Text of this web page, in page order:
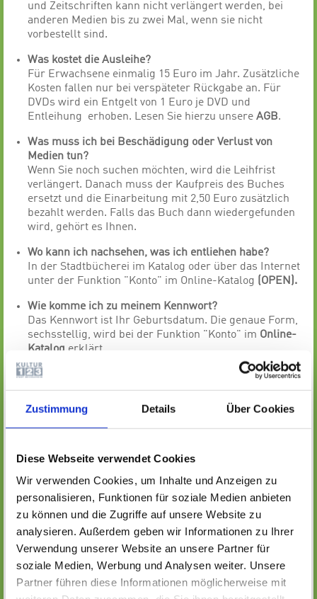
Zustimmung Details Über Cookies
Diese Webseite verwendet Cookies
Wir verwenden Cookies, um Inhalte und Anzeigen zu
personalisieren, Funktionen für soziale Medien anbieten
zu können und die Zugriffe auf unsere Website zu
analysieren. Außerdem geben wir Informationen zu Ihrer
Verwendung unserer Website an unsere Partner für
soziale Medien, Werbung und Analysen weiter. Unsere
Partner führen diese Informationen möglicherweise mit
und Zeitschriften kann nicht verlängert werden, bei
anderen Medien bis zu zwei Mal, wenn sie nicht
vorbestellt sind.
Was kostet die Ausleihe?
Für Erwachsene einmalig 15 Euro im Jahr. Zusätzliche
Kosten fallen nur bei verspäteter Rückgabe an. Für
DVDs wird ein Entgelt von 1 Euro je DVD und
Entleihung erhoben. Lesen Sie hierzu unsere AGB.
Was muss ich bei Beschädigung oder Verlust von
Medien tun?
Wenn Sie noch suchen möchten, wird die Leihfrist
verlängert. Danach muss der Kaufpreis des Buches
ersetzt und die Einarbeitung mit 2,50 Euro zusätzlich
bezahlt werden. Falls das Buch dann wiedergefunden
wird, gehört es Ihnen.
Wo kann ich nachsehen, was ich entliehen habe?
In der Stadtbücherei im Katalog oder über das Internet
unter der Funktion "Konto" im Online-Katalog (OPEN ).
Wie komme ich zu meinem Kennwort?
Das Kennwort ist Ihr Geburtsdatum. Die genaue Form,
sechsstellig, wird bei der Funktion "Konto" im Online-
Katalog erklärt.
Wie finde ich Medien zu einem bestimmten Thema?
Im Erdgeschoß und im 1. Obergeschoß Katalog stehen
Computer für die Katalogsuche zur freien Verfügung. Im
Online-Katalog unter der Funktion "Suche" kann auch
von unterwegs oder von Zuhause nach Medien gesucht
Bibliothekskatalog zu finden ist?
Bei aktuellen Medien prüfen die zuständigen
Bibliothekarinnen und Bibliothekare, ob das gewünschte
Medium in das Bibliotheksprofil passt und kaufen es
benachrichtigt werden möchten, bezahlen Sie bitte für
die Vormerkung 1 Euro. Für Medienwünsche nutzen Sie
das Formular auf dieserSeite.